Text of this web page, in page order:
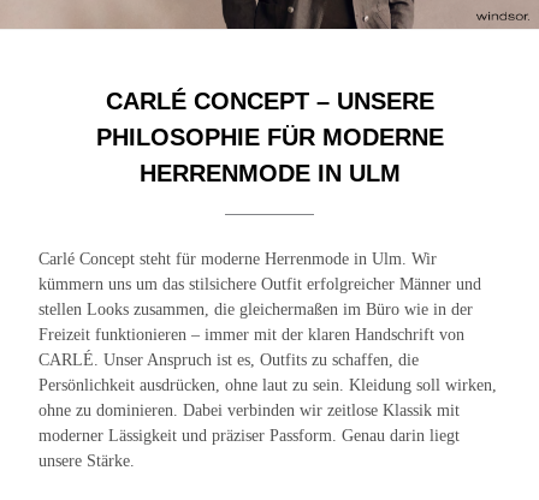
CARLÉ CONCEPT – UNSERE
PHILOSOPHIE FÜR MODERNE
HERRENMODE IN ULM
Carlé Concept steht für moderne Herrenmode in Ulm. Wir
kümmern uns um das stilsichere Outfit erfolgreicher Männer und
stellen Looks zusammen, die gleichermaßen im Büro wie in der
Freizeit funktionieren – immer mit der klaren Handschrift von
CARLÉ. Unser Anspruch ist es, Outfits zu schaffen, die
Persönlichkeit ausdrücken, ohne laut zu sein. Kleidung soll wirken,
ohne zu dominieren. Dabei verbinden wir zeitlose Klassik mit
moderner Lässigkeit und präziser Passform. Genau darin liegt
unsere Stärke.